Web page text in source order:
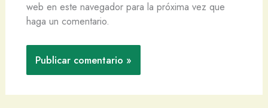
web en este navegador para la próxima vez que
haga un comentario.